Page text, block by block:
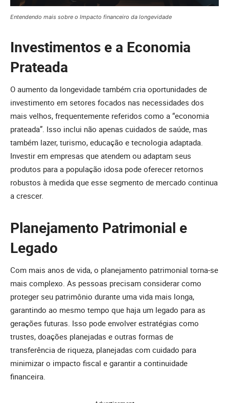
Entendendo mais sobre o Impacto financeiro da longevidade
Investimentos e a Economia
Prateada
O aumento da longevidade também cria oportunidades de
investimento em setores focados nas necessidades dos
mais velhos, frequentemente referidos como a “economia
prateada”. Isso inclui não apenas cuidados de saúde, mas
também lazer, turismo, educação e tecnologia adaptada.
Investir em empresas que atendem ou adaptam seus
produtos para a população idosa pode oferecer retornos
robustos à medida que esse segmento de mercado continua
a crescer.
Planejamento Patrimonial e
Legado
Com mais anos de vida, o planejamento patrimonial torna-se
mais complexo. As pessoas precisam considerar como
proteger seu patrimônio durante uma vida mais longa,
garantindo ao mesmo tempo que haja um legado para as
gerações futuras. Isso pode envolver estratégias como
trustes, doações planejadas e outras formas de
transferência de riqueza, planejadas com cuidado para
minimizar o impacto fiscal e garantir a continuidade
financeira.